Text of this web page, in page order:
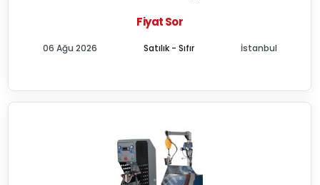
Fiyat Sor
Satılık - Sıfır
06 Ağu 2026 İstanbul